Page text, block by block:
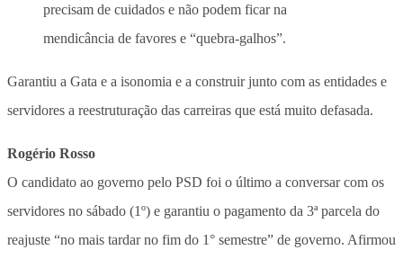
precisam de cuidados e não podem ficar na
mendicância de favores e “quebra-galhos”.
Garantiu a Gata e a isonomia e a construir junto com as entidades e
servidores a reestruturação das carreiras que está muito defasada.
Rogério Rosso
O candidato ao governo pelo PSD foi o último a conversar com os
servidores no sábado (1º) e garantiu o pagamento da 3ª parcela do
reajuste “no mais tardar no fim do 1° semestre” de governo. Afirmou